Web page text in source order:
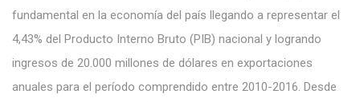
fundamental en la economía del país llegando a representar el
4,43% del Producto Interno Bruto (PIB) nacional y logrando
ingresos de 20.000 millones de dólares en exportaciones
anuales para el período comprendido entre 2010-2016. Desde